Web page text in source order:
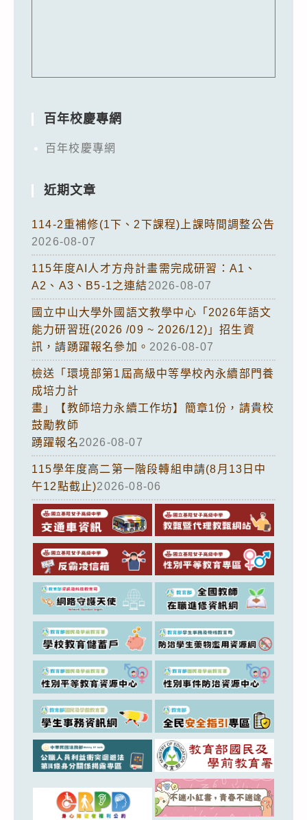
百年校慶專網
百年校慶專網
近期文章
114-2重補修(1下、2下課程)上課時間調整公告
2026-08-07
115年度AI人才方舟計畫需完成研習：A1、
A2、A3、B5-1之連結2026-08-07
國立中山大學外國語文教學中心「2026年語文
能力研習班(2026 /09 ~ 2026/12)」招生資
訊，請踴躍報名參加。 2026-08-07
檢送「環境部第1屆高級中等學校內永續部門養
成培力計
畫」【教師培力永續工作坊】簡章1份，請貴校
鼓勵教師
踴躍報名2026-08-07
115學年度高二第一階段轉組申請(8月13日中
午12點截止)2026-08-06